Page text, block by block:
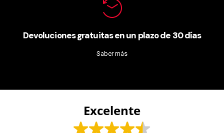
Devoluciones gratuitas en un plazo de 30 días
Saber más
Excelente